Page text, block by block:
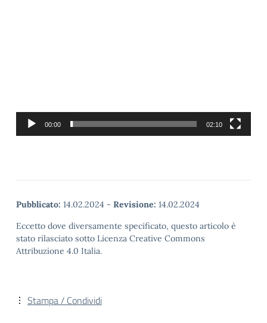
00:00 02:10
Pubblicato: 14.02.2024 - Revisione: 14.02.2024
Eccetto dove diversamente specificato, questo articolo è
stato rilasciato sotto Licenza Creative Commons
Attribuzione 4.0 Italia.
Stampa / Condividi